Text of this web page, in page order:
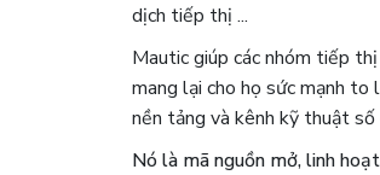
dịch tiếp thị ...
Mauticgiúp các nhóm tiếp
mang lại cho họ sức mạnh to
nền tảng và kênh kỹ thuật số
Nó là mã nguồn mở, linh